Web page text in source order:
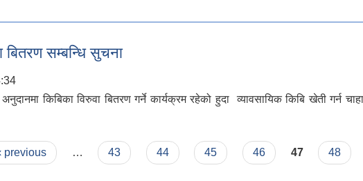
बितरण सम्बन्धि सुचना
किबिका विरुवा बितरण गर्ने कार्यक्रम रहेको हुदा व्यावसायिक किबि खेती गर्न
previous … 43 44 45 46 47 48